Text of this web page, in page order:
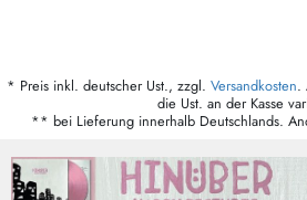
* Preis inkl. deutscher Ust., zzgl. Versandkosten.
die Ust. an der Kasse
** bei Lieferung innerhalb Deutschlands.